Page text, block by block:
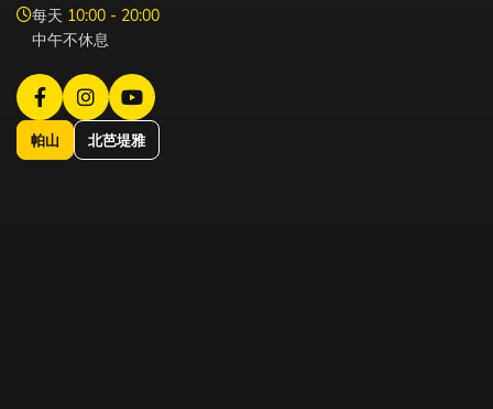
每天 10:00 - 20:00
中午不休息
帕山 北芭堤雅